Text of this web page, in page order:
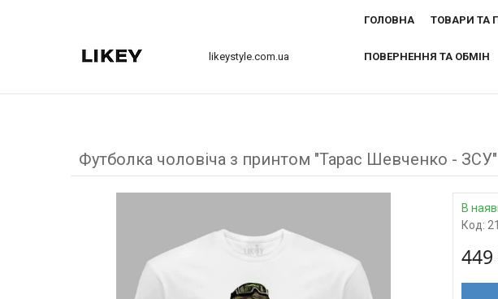
likeystyle.com.ua
ГОЛОВНА ТОВАРИ ТА
ПОВЕРНЕННЯ ТА ОБМІН
Футболка чоловіча з принтом "Тарас Шевченко -
В
Код:
449